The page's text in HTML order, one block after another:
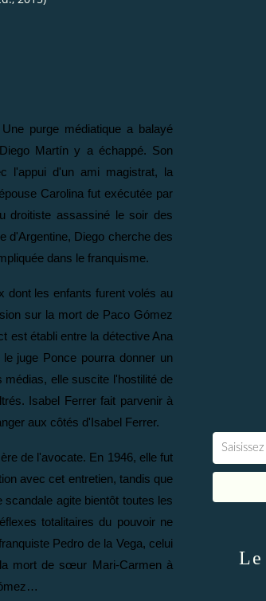
purge médiatique a balayé
Martín y a échappé. Son
l'appui d'un ami magistrat, la
Carolina fut exécutée par
droitiste assassiné le soir des
d'Argentine, Diego cherche des
dans le franquisme.
dont les enfants furent volés au
sur la mort de Paco Gómez
est établi entre la détective Ana
juge Ponce pourra donner un
elle suscite l'hostilité de
Isabel Ferrer fait parvenir à
aux côtés d'Isabel Ferrer.
de l'avocate. En 1946, elle fut
avec cet entretien, tandis que
agite bientôt toutes les
totalitaires du pouvoir ne
Pedro de la Vega, celui
mort de sœur Mari-Carmen à